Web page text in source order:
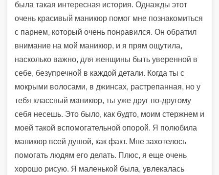
была такая интересная история. Однажды этот
очень красивый маникюр помог мне познакомиться
с парнем, который очень понравился. Он обратил
внимание на мой маникюр, и я прям ощутила,
насколько важно, для женщины быть уверенной в
себе, безупречной в каждой детали. Когда ты с
мокрыми волосами, в джинсах, растрепанная, но у
тебя классный маникюр, ты уже друг по-другому
себя несешь. Это было, как будто, моим стержнем и
моей такой вспомогательной опорой. Я полюбила
маникюр всей душой, как факт. Мне захотелось
помогать людям его делать. Плюс, я еще очень
хорошо рисую. Я маленькой была, увлекалась